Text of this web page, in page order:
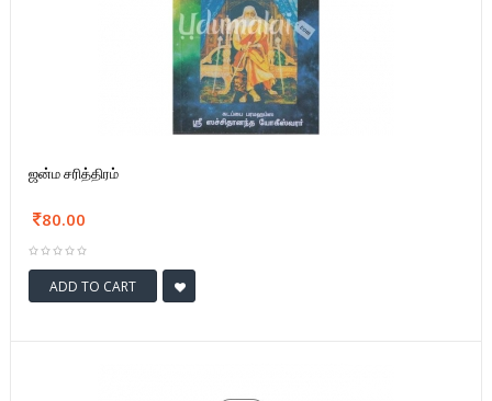
ஜன்ம சரித்திரம்
80.00
ADD TO CART